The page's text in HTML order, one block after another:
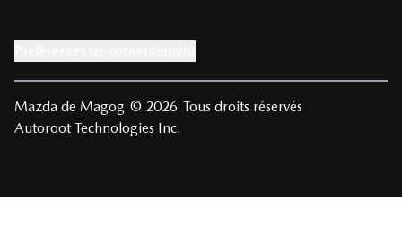
Mazda de Magog © 2026 Tous droits réservés
Autoroot Technologies Inc.